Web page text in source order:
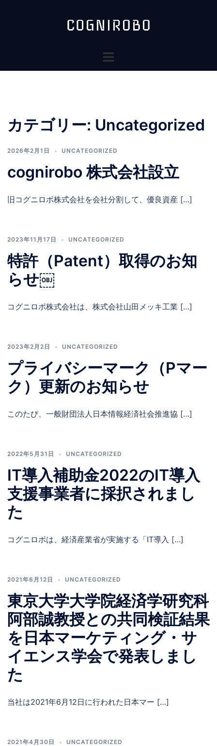
へ
ト
ュ
ー
カテゴリー: Uncategorized
2026年2月1日 UNCATEGORIZED
cognirobo 株式会社設立
旧コグニロボ株式会社を会社分割して、優良資産 […]
2023年11月17日 UNCATEGORIZED
特許（Patent）取得のお知
らせ￼
コグニロボ株式会社は、株式会社山田メッキ工業 […]
2023年2月2日 UNCATEGORIZED
プライバシーマーク（Pマー
ク）更新のお知らせ
このたび、一般財団法人日本情報経済社会推進協 […]
2022年5月31日 UNCATEGORIZED
IT導入補助金2022のIT導入
支援事業者に採択されまし
た
コグニロボは、経済産業省が実施する「IT導入 […]
2021年6月12日 UNCATEGORIZED
東京大学大学院経済学研究科
阿部誠教授との共同検証結果
を日本マーケティング・サ
イエンス学会で発表しまし
た
当社は2021年6月12日に行われた日本マー […]
2021年4月30日 UNCATEGORIZED